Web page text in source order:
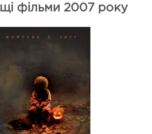
фільми 2007 року